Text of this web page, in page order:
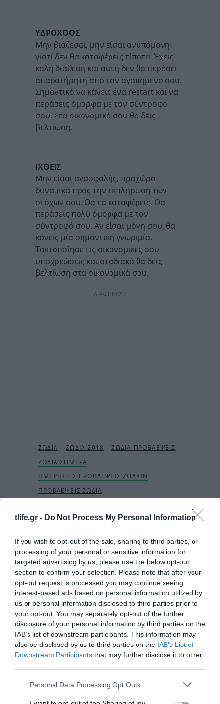
tlife.gr - Do Not Process My Personal Information
If you wish to opt-out of the sale, sharing to third parties, or
processing of your personal or sensitive information for
targeted advertising by us, please use the below opt-out
section to confirm your selection. Please note that after your
opt-out request is processed you may continue seeing
interest-based ads based on personal information utilized by
us or personal information disclosed to third parties prior to
your opt-out. You may separately opt-out of the further
disclosure of your personal information by third parties on the
IAB’s list of downstream participants. This information may
also be disclosed by us to third parties on the IAB’s List of
Downstream Participants that may further disclose it to other
Please note that this website/app uses one or more Google
Personal Data Processing Opt Outs
ΥΔΡΟΧΟΟΣ
Μην βιάζεσαι, μην είσαι ανυπόμονη
γιατί δεν θα καταφέρεις τίποτα. Έχεις
καλή διάθεση και αυτή δεν θα περάσει
απαρατήρητη από τον αγαπημένο σου.
Σημαντικό να κάνεις ένα restart και να
περάσεις όμορφα με τον σύντροφό
σου. Στα οικονομικά σου θα δεις
βελτίωση.
ΙΧΘΕΙΣ
Μην είσαι ανασφαλής, προχώρα
δυναμικά προς την εκπλήρωση των
στόχων σου. Θα τα καταφέρεις. Θα
περάσεις πολύ όμορφα με τον
σύντροφό σου. Αν είσαι μόνη σου, θα
κάνεις μία σημαντική γνωριμία.
Τακτοποίησε τις οικονομικές σου
υποχρεώσεις και σταδιακά θα δεις
βελτίωση στα οικονομικά σου.
ΔΙΑΦΗΜΙΣΗ
Follow us on
facebook
twitter Instagram TikTok
Ακολουθήστε τοtlife.gr στο Google
Newsκαι μάθετε πρώτοι όλα τα νέα.